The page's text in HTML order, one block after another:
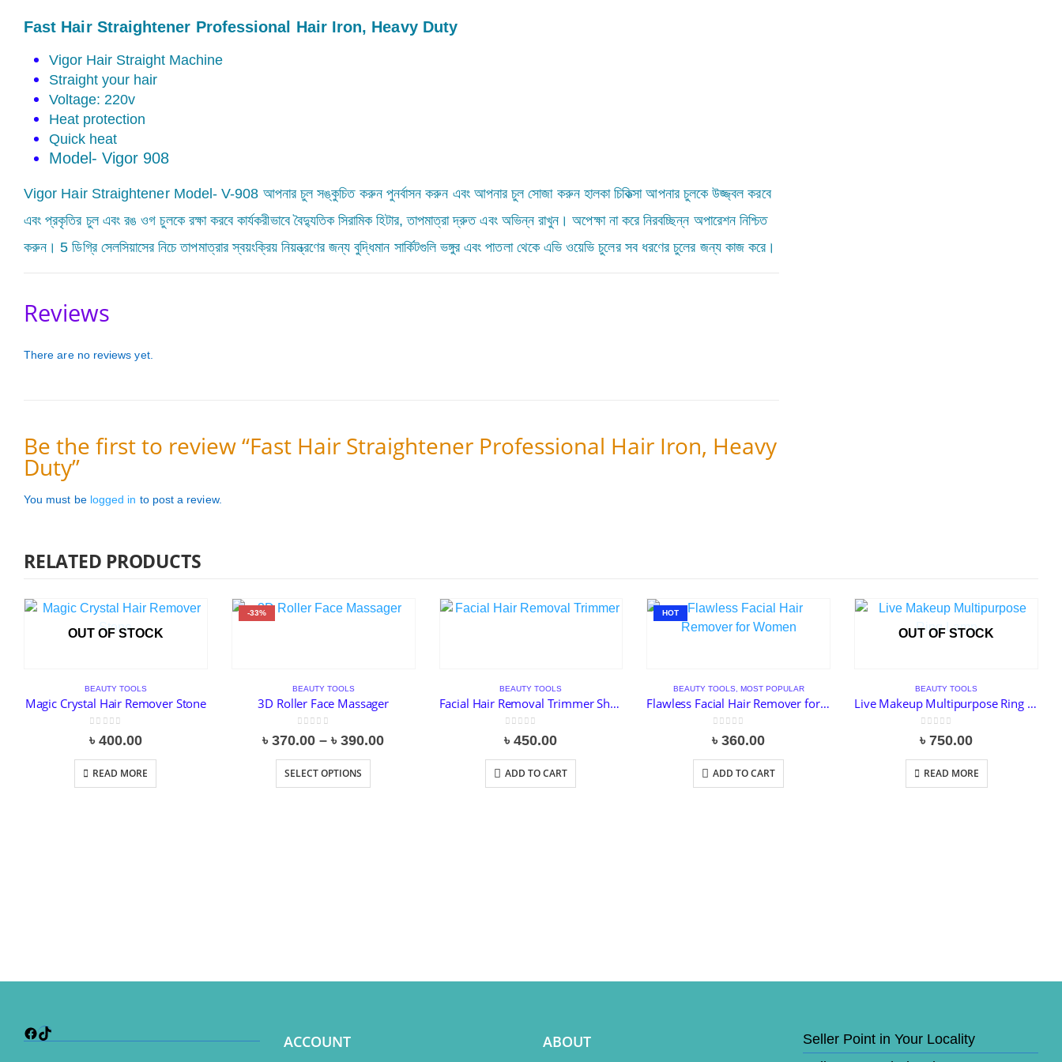
Fast Hair Straightener Professional Hair Iron, Heavy Duty
Vigor Hair Straight Machine
Straight your hair
Voltage: 220v
Heat protection
Quick heat
Model- Vigor 908
Vigor Hair Straightener Model- V-908 আপনার চুল সঙ্কুচিত করুন পুনর্বাসন করুন এবং আপনার চুল সোজা করুন হালকা চিকিত্সা আপনার চুলকে উজ্জ্বল করবে
এবং প্রকৃতির চুল এবং রঙ ওগ চুলকে রক্ষা করবে কার্যকরীভাবে বৈদ্যুতিক সিরামিক হিটার, তাপমাত্রা দ্রুত এবং অভিন্ন রাখুন। অপেক্ষা না করে নিরবচ্ছিন্ন অপারেশন নিশ্চিত
করুন। 5 ডিগ্রি সেলসিয়াসের নিচে তাপমাত্রার স্বয়ংক্রিয় নিয়ন্ত্রণের জন্য বুদ্ধিমান সার্কিটগুলি ভঙ্গুর এবং পাতলা থেকে এভি ওয়েভি চুলের সব ধরণের চুলের জন্য কাজ করে।
Reviews
There are no reviews yet.
Be the first to review “Fast Hair Straightener Professional Hair Iron, Heavy
Duty”
You must be logged in to post a review.
RELATED PRODUCTS
OUT OF STOCK
BEAUTY TOOLS
Magic Crystal Hair Remover Stone
৳ 400.00
READ MORE
-33%
BEAUTY TOOLS
3D Roller Face Massager
৳370.00 – ৳390.00Price
SELECT OPTIONS
BEAUTY TOOLS
Facial Hair Removal Trimmer Shaver Groom Eyebrow Nose Care
৳450.00
ADD TO CART
HOT
BEAUTY TOOLS MOST POPULAR
Flawless Facial Hair Remover for Women (Rechargeable)
৳360.00
ADD TO CART
OUT OF STOCK
BEAUTY TOOLS
Live Makeup Multipurpose Ring Lamp With Mobile Stand
৳750.00
READ MORE
Facebook
TikTok ACCOUNT ABOUT
Seller Point in Your Locality